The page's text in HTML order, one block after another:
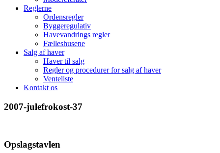
Reglerne
Ordensregler
Byggeregulativ
Havevandrings regler
Fælleshusene
Salg af haver
Haver til salg
Regler og procedurer for salg af haver
Venteliste
Kontakt os
2007-julefrokost-37
Opslagstavlen